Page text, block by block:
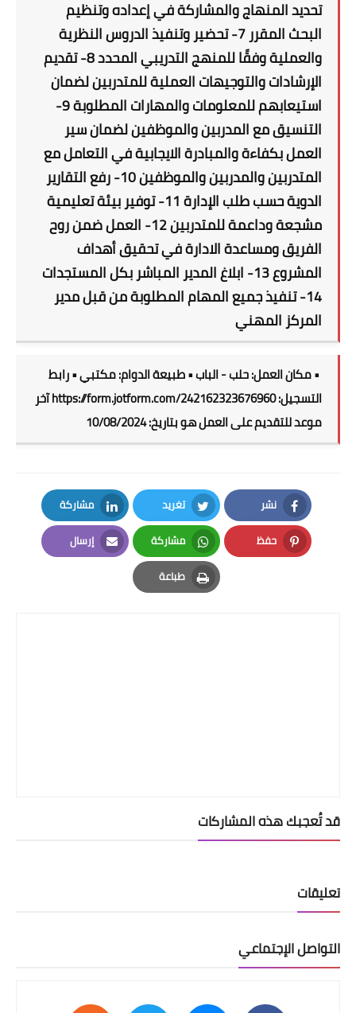
تحديد المنهاج والمشاركة في إعداده وتنظيم
البحث المقرر 7- تحضير وتنفيذ الدروس النظرية
والعملية وفقًا للمنهج التدريبي المحدد 8- تقديم
الإرشادات والتوجيهات العملية للمتدربين لضمان
استيعابهم للمعلومات والمهارات المطلوبة 9-
التنسيق مع المدربين والموظفين لضمان سير
العمل بكفاءة والمبادرة الايجابية في التعامل مع
المتدربين والمدربين والموظفين 10- رفع التقارير
الدوية حسب طلب الإدارة 11- توفير بيئة تعليمية
مشجعة وداعمة للمتدربين 12- العمل ضمن روح
الفريق ومساعدة الادارة في تحقيق أهداف
المشروع 13- ابلاغ المدير المباشر بكل المستجدات
14- تنفيذ جميع المهام المطلوبة من قبل مدير
المركز المهني
• مكان العمل: حلب - الباب • طبيعة الدوام: مكتبي • رابط
التسجيل:https://form.jotform.com/242162323676960آخر
موعد للتقديم على العمل هو بتاريخ: 10/08/2024
نشر
Facebook
تغريد
Twitter
مشاركة
LinkedIn
حفظ
Pinterest
مشاركة
Whatsapp
إرسال
Email
طباعة
Print
قد تُعجبك هذه المشاركات
تعليقات
التواصل الإجتماعي